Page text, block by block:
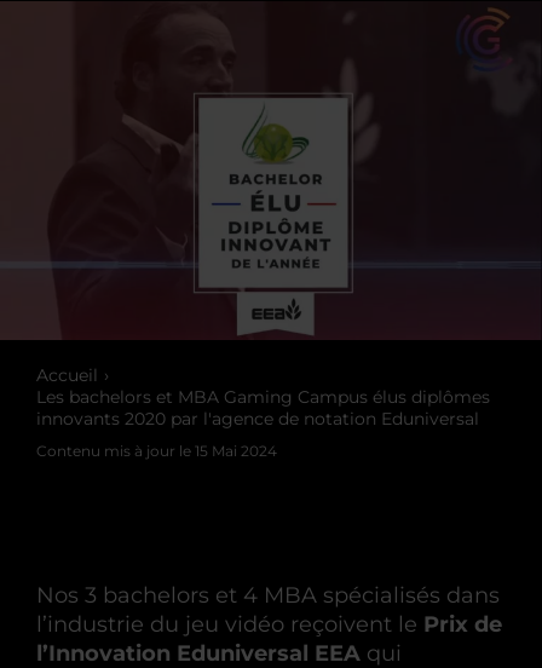
Accueil
Les bachelors et MBA Gaming Campus élus diplômes
innovants 2020 par l'agence de notation Eduniversal
Contenu mis à jour le 15 Mai 2024
Nos 3 bachelors et 4 MBA spécialisés dans
l’industrie du jeu vidéo reçoivent le Prix de
l’Innovation Eduniversal EEA qui